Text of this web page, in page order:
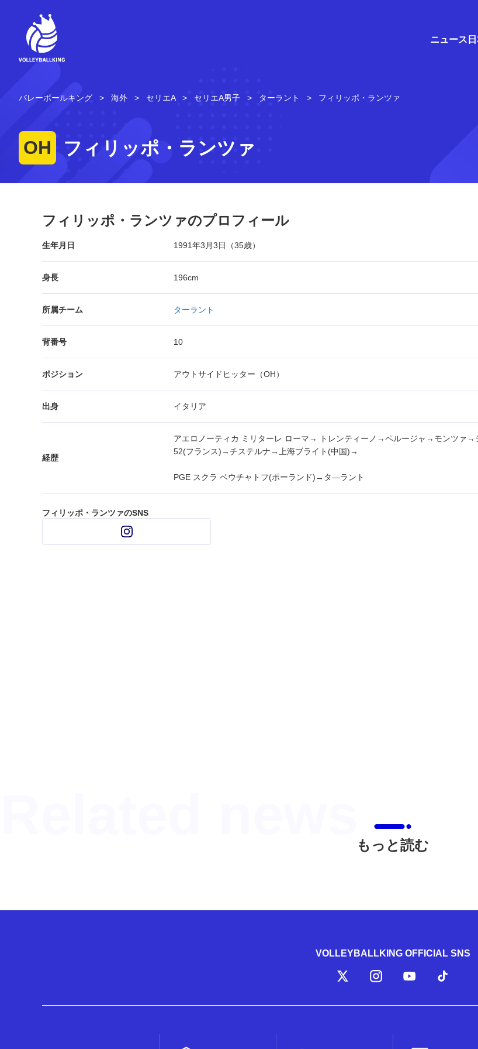
ニュース
バレーボールキング 海外 セリエA セリエA男子 ターラント フィリッポ・ランツァ
OH フィリッポ・ランツァ
フィリッポ・ランツァのプロフィール
生年月日 1991年3月3日（35歳）
身長 196cm
所属チーム ターラント
背番号 10
ポジション アウトサイドヒッター（OH）
出身 イタリア
経歴
アエロノーティカ ミリターレ ローマ→ トレンティーノ→ペルージャ→モンツァ→
52(フランス)→チステルナ→上海ブライト(中国)→
PGE スクラ ベウチャトフ(ポーランド)→タ―ラント
フィリッポ・ランツァのSNS
もっと読む
VOLLEYBALLKING OFFICIAL SNS